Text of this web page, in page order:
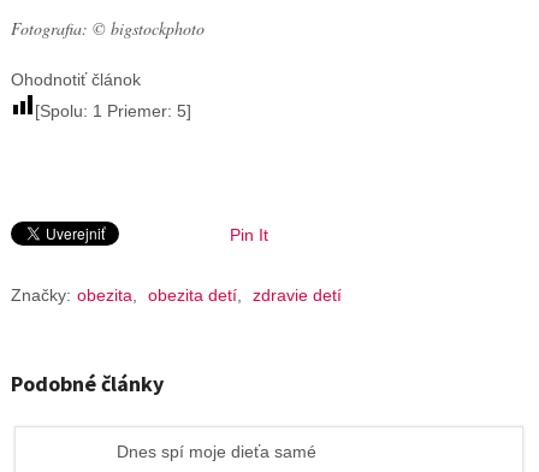
Fotografia: © bigstockphoto
Ohodnotiť článok
[Spolu: 1 Priemer: 5]
Pin It
Značky: obezita obezita detí, zdravie detí
Podobné články
Dnes spí moje dieťa samé